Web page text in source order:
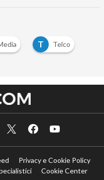
T Telco
Privacy e Cookie Policy
Cookie Center